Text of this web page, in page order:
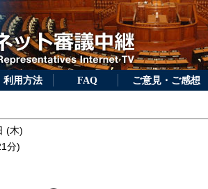
利用方法 FAQ ご意見・ご感想
(木)
分)